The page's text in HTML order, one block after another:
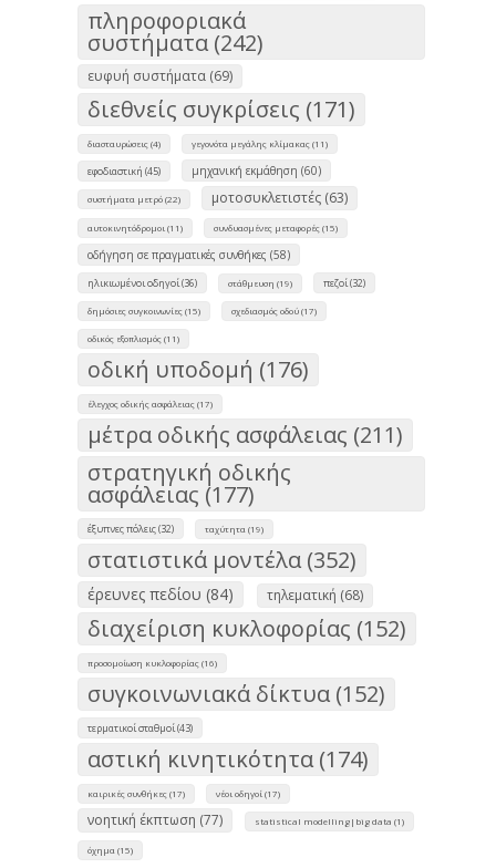
πληροφοριακά
συστήματα (242)
ευφυή συστήματα (69)
διεθνείς συγκρίσεις (171)
διασταυρώσεις (4) γεγονότα μεγάλης κλίμακας (11)
εφοδιαστική (45) μηχανική εκμάθηση (60)
συστήματα μετρό (22) μοτοσυκλετιστές (63)
αυτοκινητόδρομοι (11) συνδυασμένες μεταφορές (15)
οδήγηση σε πραγματικές συνθήκες (58)
ηλικιωμένοι οδηγοί (36) στάθμευση (19) πεζοί (32)
δημόσιες συγκοινωνίες (15) σχεδιασμός οδού (17)
οδικός εξοπλισμός (11)
οδική υποδομή (176)
έλεγχος οδικής ασφάλειας (17)
μέτρα οδικής ασφάλειας (211)
στρατηγική οδικής
ασφάλειας (177)
έξυπνες πόλεις (32) ταχύτητα (19)
στατιστικά μοντέλα (352)
έρευνες πεδίου (84) τηλεματική (68)
διαχείριση κυκλοφορίας (152)
προσομοίωση κυκλοφορίας (16)
συγκοινωνιακά δίκτυα (152)
τερματικοί σταθμοί (43)
αστική κινητικότητα (174)
καιρικές συνθήκες (17) νέοι οδηγοί (17)
νοητική έκπτωση (77) statistical modelling|big data (1)
όχημα (15)